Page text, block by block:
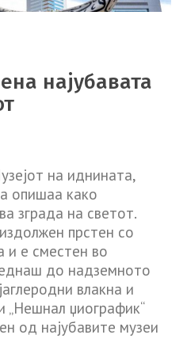
најубавата
на иднината,
опишаа како
зграда на светот.
прстен со
и е сместен во
до надземното
влакна и
„Нешнал џиографик“
од најубавите музеи